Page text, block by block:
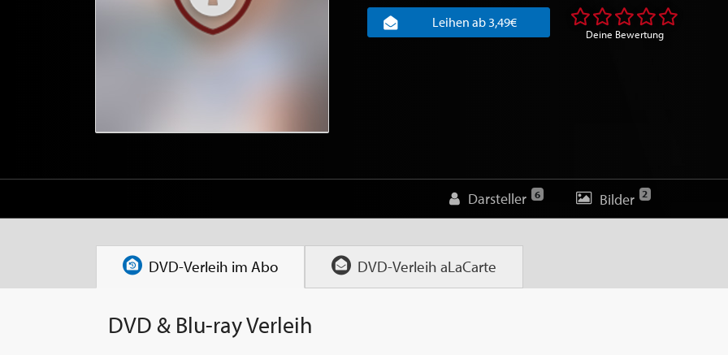
Leihen ab 3,49€
Deine Bewertung
Darsteller 6 Bilder 2
DVD-Verleih im Abo DVD-Verleih aLaCarte
DVD & Blu-ray Verleih